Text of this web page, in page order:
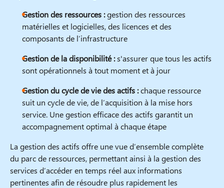
Gestion des ressources :gestion des ressources
matérielles et logicielles, des licences et des
composants de l’infrastructure
Gestion de la disponibilité :s'assurer que tous les actifs
sont opérationnels à tout moment et à jour
Gestion du cycle de vie des actifs :chaque ressource
suit un cycle de vie, de l’acquisition à la mise hors
service. Une gestion efficace des actifs garantit un
accompagnement optimal à chaque étape
La gestion des actifs offre une vue d’ensemble complète
du parc de ressources, permettant ainsi à la gestion des
services d’accéder en temps réel aux informations
pertinentes afin de résoudre plus rapidement les